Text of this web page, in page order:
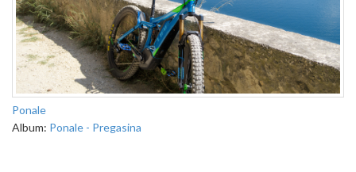
Ponale
Album: Ponale - Pregasina